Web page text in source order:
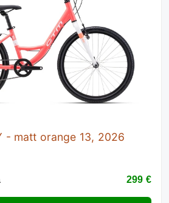
- matt orange 13, 2026
299 €